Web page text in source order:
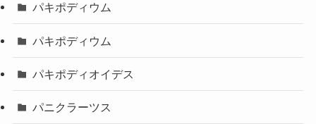
パキポディウム
パキポディウム
パキポディオイデス
パニクラーツス